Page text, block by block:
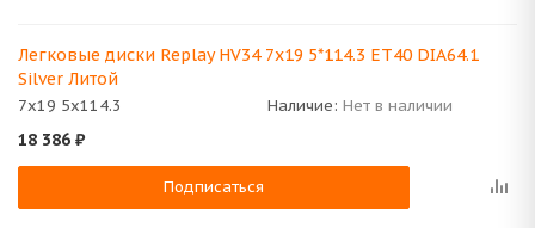
Легковые диски Replay HV34 7x19 5*114.3 ET40 DIA64.1
Silver Литой
7x19 5x114.3 Наличие: Нет в наличии
18 386 ₽
Подписаться